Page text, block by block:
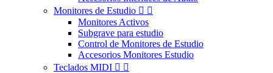
Monitores de Estudio  
Monitores Activos
Subgrave para estudio
Control de Monitores de Estudio
Accesorios Monitores Estudio
Teclados MIDI  